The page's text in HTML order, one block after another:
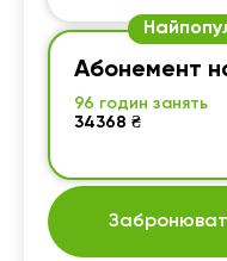
Абонемент
96 годин занять
34368 ₴